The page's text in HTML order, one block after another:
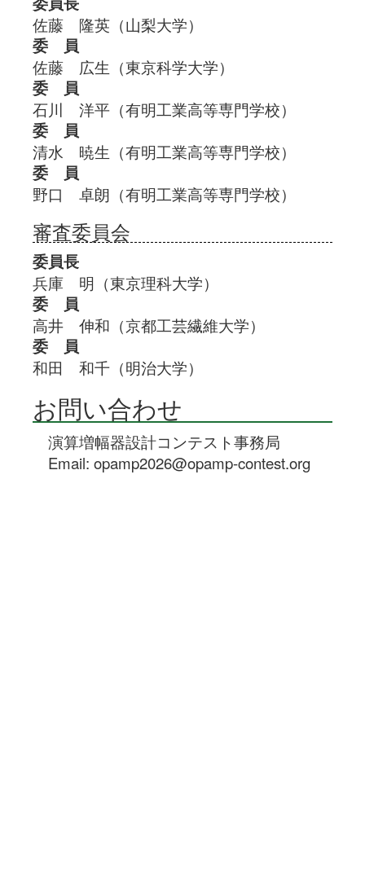
佐藤 隆英（山梨大学）
委 員
佐藤 広生（東京科学大学）
委 員
石川 洋平（有明工業高等専門学校）
委 員
清水 暁生（有明工業高等専門学校）
委 員
野口 卓朗（有明工業高等専門学校）
審査委員会
委員長
兵庫 明（東京理科大学）
委 員
高井 伸和（京都工芸繊維大学）
委 員
和田 和千（明治大学）
お問い合わせ
演算増幅器設計コンテスト事務局
Email: opamp2026@opamp-contest.org